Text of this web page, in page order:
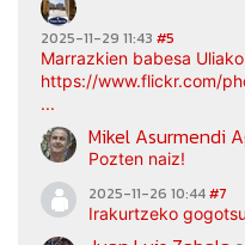
2025-11-29 11:43 #5
Marrazkien babesa
https://www.flickr.com/
...
Mikel Asurmendi
Pozten naiz!
2025-11-26 10:44#7
Irakurtzeko